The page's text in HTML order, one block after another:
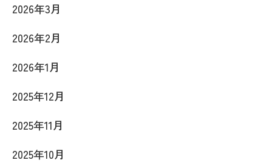
2026年3月
2026年2月
2026年1月
2025年12月
2025年11月
2025年10月